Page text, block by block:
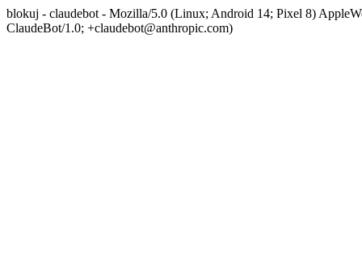
blokuj - claudebot - Mozilla/5.0 (Linux; Android 14; Pixel 8)
ClaudeBot/1.0; +claudebot@anthropic.com)